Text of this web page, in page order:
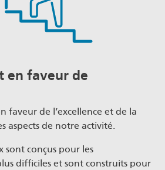
en faveur de
faveur de l’excellence et de la
aspects de notre activité.
sont conçus pour les
difficiles et sont construits pour